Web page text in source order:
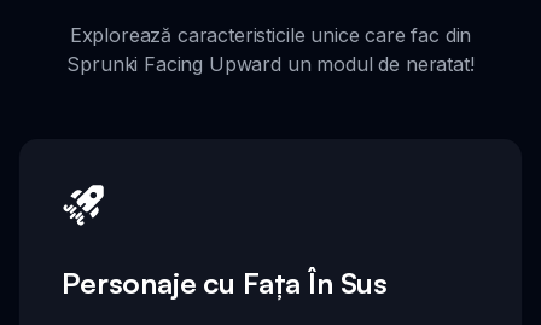
Explorează caracteristicile unice care fac din
Sprunki Facing Upward un modul de neratat!
Personaje cu Fața În Sus